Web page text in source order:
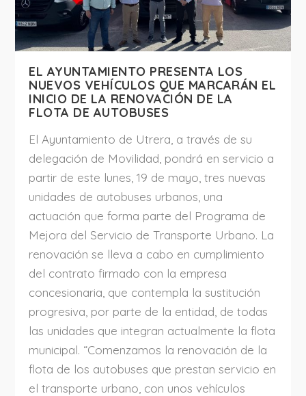
EL AYUNTAMIENTO PRESENTA LOS
NUEVOS VEHÍCULOS QUE MARCARÁN EL
INICIO DE LA RENOVACIÓN DE LA
FLOTA DE AUTOBUSES
El Ayuntamiento de Utrera, a través de su
delegación de Movilidad, pondrá en servicio a
partir de este lunes, 19 de mayo, tres nuevas
unidades de autobuses urbanos, una
actuación que forma parte del Programa de
Mejora del Servicio de Transporte Urbano. La
renovación se lleva a cabo en cumplimiento
del contrato firmado con la empresa
concesionaria, que contempla la sustitución
progresiva, por parte de la entidad, de todas
las unidades que integran actualmente la flota
municipal. “Comenzamos la renovación de la
flota de los autobuses que prestan servicio en
el transporte urbano, con unos vehículos